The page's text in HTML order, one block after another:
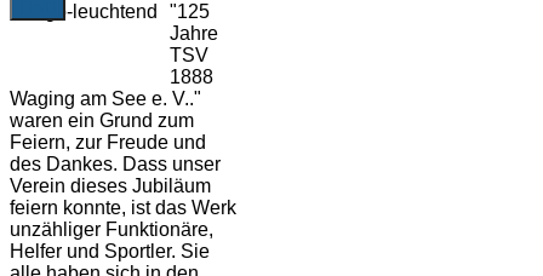
"125
Jahre
TSV
1888
Waging am See e. V.."
waren ein Grund zum
Feiern, zur Freude und
des Dankes. Dass unser
Verein dieses Jubiläum
feiern konnte, ist das Werk
unzähliger Funktionäre,
Helfer und Sportler. Sie